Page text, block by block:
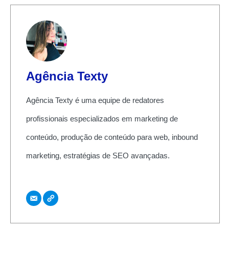
Agência Texty
Agência Texty é uma equipe de redatores
profissionais especializados em marketing de
conteúdo, produção de conteúdo para web, inbound
marketing, estratégias de SEO avançadas.